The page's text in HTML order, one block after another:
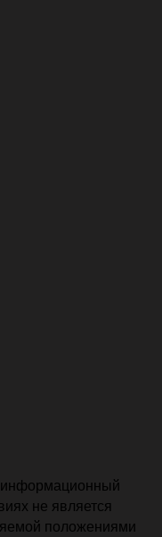
информационный
не является
положениями